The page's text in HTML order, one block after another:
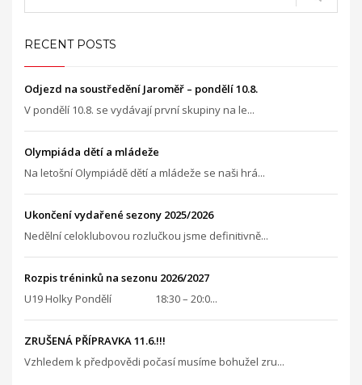
RECENT POSTS
Odjezd na soustředění Jaroměř – pondělí 10.8.
V pondělí 10.8. se vydávají první skupiny na le...
Olympiáda dětí a mládeže
Na letošní Olympiádě dětí a mládeže se naši hrá...
Ukončení vydařené sezony 2025/2026
Nedělní celoklubovou rozlučkou jsme definitivně...
Rozpis tréninků na sezonu 2026/2027
U19 Holky Pondělí 18:30 – 20:0...
ZRUŠENÁ PŘÍPRAVKA 11.6.!!!
Vzhledem k předpovědi počasí musíme bohužel zru...